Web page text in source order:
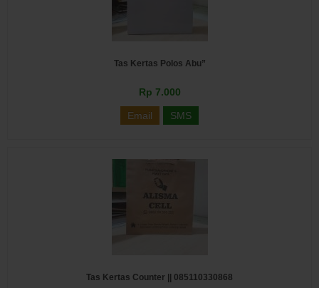
Tas Kertas Polos Abu”
Rp 7.000
Email SMS
Tas Kertas Counter || 085110330868